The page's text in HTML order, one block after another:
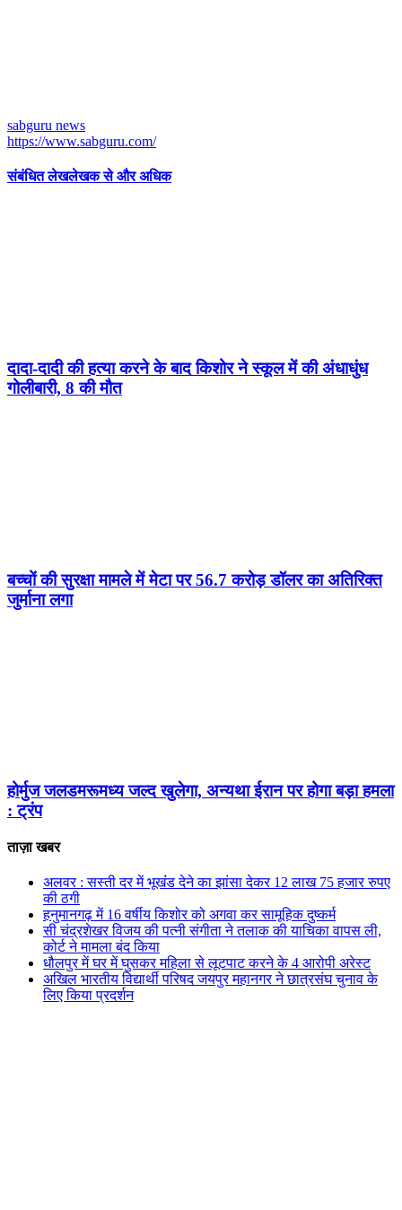
sabguru news
https://www.sabguru.com/
संबंधित लेखलेखक से और अधिक
दादा-दादी की हत्या करने के बाद किशोर ने स्कूल में की अंधाधुंध
गोलीबारी, 8 की मौत
बच्चों की सुरक्षा मामले में मेटा पर 56.7 करोड़ डॉलर का अतिरिक्त
जुर्माना लगा
होर्मुज जलडमरूमध्य जल्द खुलेगा, अन्यथा ईरान पर होगा बड़ा हमला
: ट्रंप
ताज़ा खबर
अलवर : सस्ती दर में भूखंंड देने का झांसा देकर 12 लाख 75 हजार रुपए
की ठगी
हनुमानगढ़ में 16 वर्षीय किशोर को अगवा कर सामूहिक दुष्कर्म
सी चंद्रशेखर विजय की पत्नी संगीता ने तलाक की याचिका वापस ली,
कोर्ट ने मामला बंद किया
धौलपुर में घर में घुसकर महिला से लूटपाट करने के 4 आरोपी अरेस्ट
अखिल भारतीय विद्यार्थी परिषद जयपुर महानगर ने छात्रसंघ चुनाव के
लिए किया प्रदर्शन